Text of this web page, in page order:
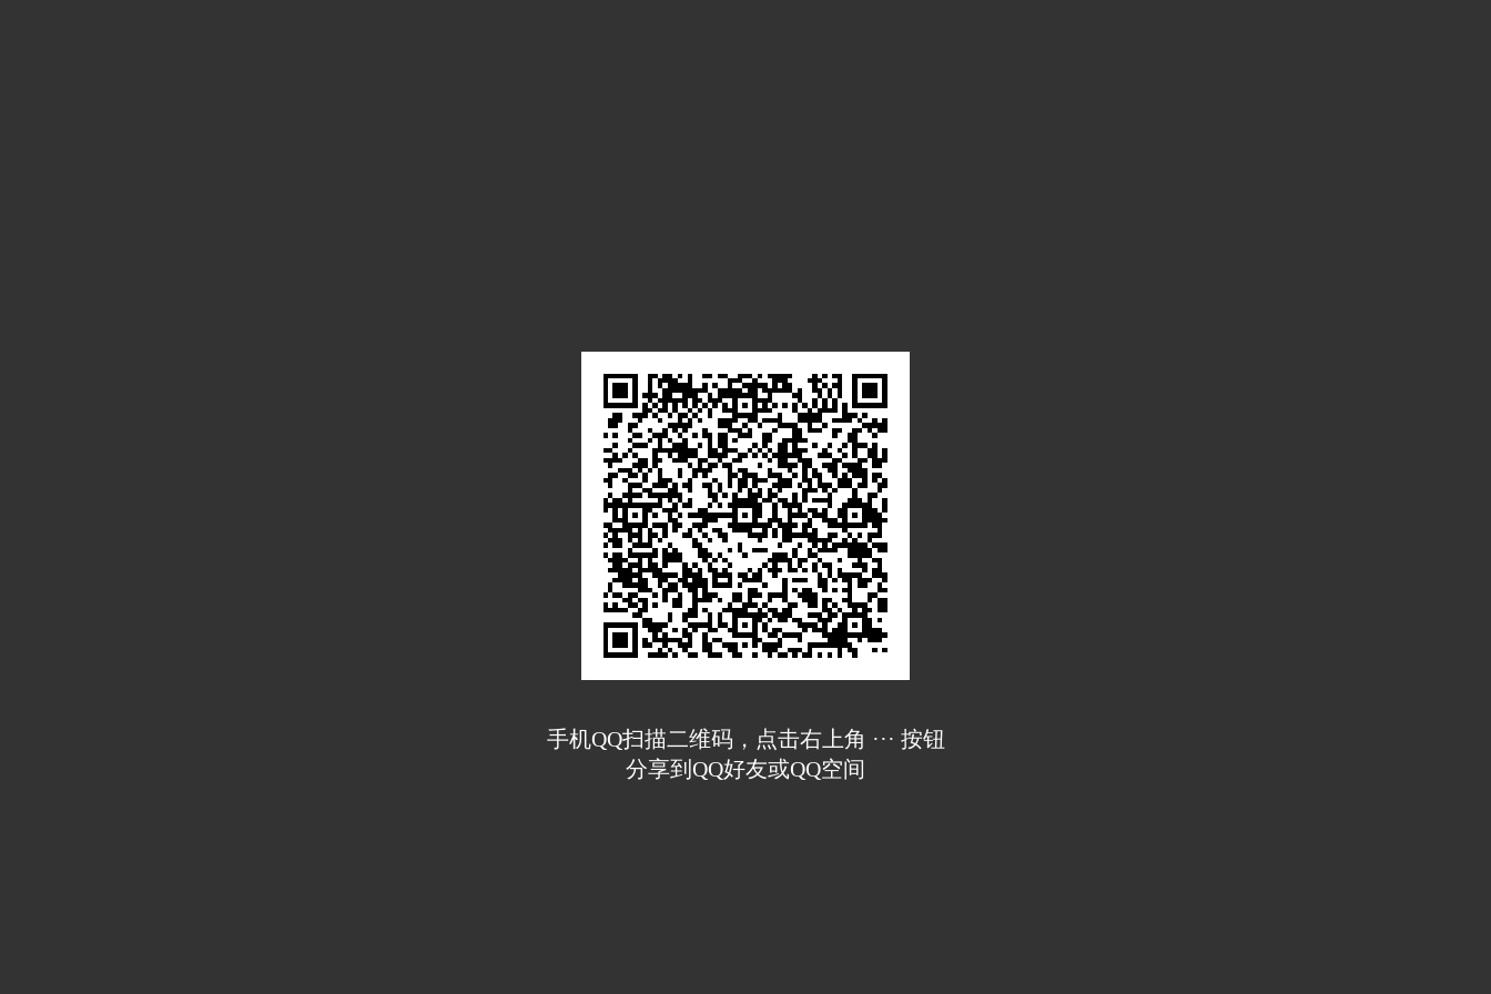
手机QQ扫描二维码，点击右上角 ··· 按钮
分享到QQ好友或QQ空间